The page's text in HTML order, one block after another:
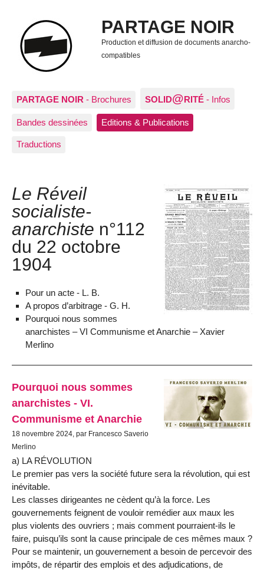
PARTAGE NOIR
Production et diffusion de documents anarcho-
compatibles
PARTAGE NOIR - Brochures SOLID@RITÉ - Infos
Bandes dessinées Editions & Publications
Traductions
Le Réveil
socialiste-
anarchiste n°112
du 22 octobre
1904
Pour un acte - L. B.
A propos d’arbitrage - G. H.
Pourquoi nous sommes
anarchistes – VI Communisme et Anarchie – Xavier
Merlino
Pourquoi nous sommes
anarchistes - VI.
Communisme et Anarchie
18 novembre 2024, par Francesco Saverio
Merlino
a) LA RÉVOLUTION
Le premier pas vers la société future sera la révolution, qui est
inévitable.
Les classes dirigeantes ne cèdent qu’à la force. Les
gouvernements feignent de vouloir remédier aux maux les
plus violents des ouvriers ; mais comment pourraient-ils le
faire, puisqu’ils sont la cause principale de ces mêmes maux ?
Pour se maintenir, un gouvernement a besoin de percevoir des
impôts, de répartir des emplois et des adjudications, de